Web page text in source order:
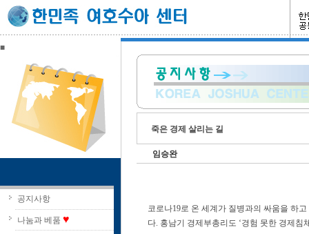
■
공지사항
나눔과 베품 ♥
죽은 경제 살리는 길
임승완
코로나19로 온 세계가 질병과의 싸움을 하
다. 홍남기 경제부총리도 ‘경험 못한 경제침